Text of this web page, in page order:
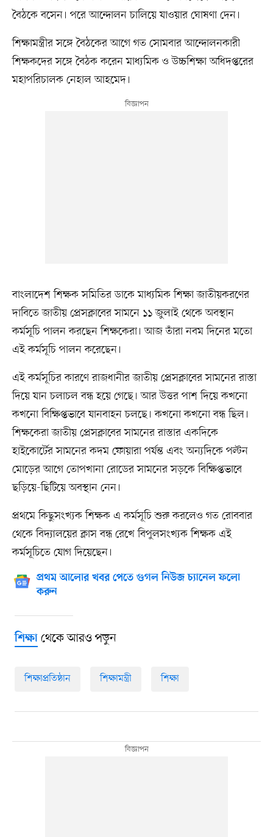
বৈঠকে বসেন। পরে আন্দোলন চালিয়ে যাওয়ার ঘোষণা দেন।
শিক্ষামন্ত্রীর সঙ্গে বৈঠকের আগে গত সোমবার আন্দোলনকারী
শিক্ষকদের সঙ্গে বৈঠক করেন মাধ্যমিক ও উচ্চশিক্ষা অধিদপ্তরের
মহাপরিচালক নেহাল আহমেদ।
বাংলাদেশ শিক্ষক সমিতির ডাকে মাধ্যমিক শিক্ষা জাতীয়করণের
দাবিতে জাতীয় প্রেসক্লাবের সামনে ১১ জুলাই থেকে অবস্থান
কর্মসূচি পালন করছেন শিক্ষকেরা। আজ তাঁরা নবম দিনের মতো
এই কর্মসূচি পালন করেছেন।
এই কর্মসূচির কারণে রাজধানীর জাতীয় প্রেসক্লাবের সামনের রাস্তা
দিয়ে যান চলাচল বন্ধ হয়ে গেছে। আর উত্তর পাশ দিয়ে কখনো
কখনো বিক্ষিপ্তভাবে যানবাহন চলছে। কখনো কখনো বন্ধ ছিল।
শিক্ষকেরা জাতীয় প্রেসক্লাবের সামনের রাস্তার একদিকে
হাইকোর্টের সামনের কদম ফোয়ারা পর্যন্ত এবং অন্যদিকে পল্টন
মোড়ের আগে তোপখানা রোডের সামনের সড়কে বিক্ষিপ্তভাবে
ছড়িয়ে-ছিটিয়ে অবস্থান নেন।
প্রথমে কিছুসংখ্যক শিক্ষক এ কর্মসূচি শুরু করলেও গত রোববার
থেকে বিদ্যালয়ের ক্লাস বন্ধ রেখে বিপুলসংখ্যক শিক্ষক এই
কর্মসূচিতে যোগ দিয়েছেন।
প্রথম আলোর খবর পেতে গুগল নিউজ চ্যানেল ফলো
করুন
শিক্ষাথেকে আরও পড়ুন
শিক্ষাপ্রতিষ্ঠান শিক্ষামন্ত্রী শিক্ষা